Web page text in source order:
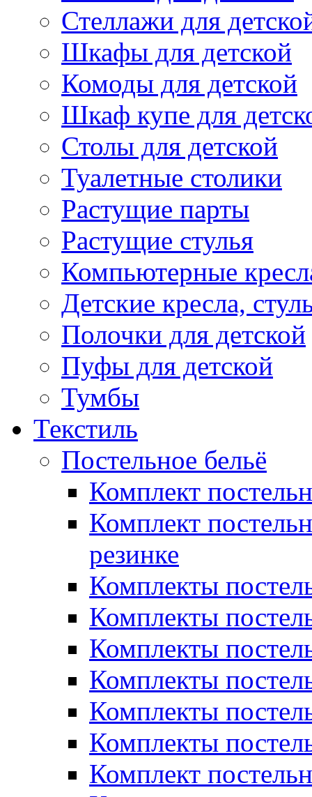
Стеллажи для
Шкафы для детской
Комоды для детской
Шкаф купе для
Столы для детской
Туалетные столики
Растущие парты
Растущие стулья
Компьютерные
Детские кресла,
Полочки для детской
Пуфы для детской
Тумбы
Текстиль
Постельное бельё
Комплект
Комплект
резинке
Комплекты
Комплекты
Комплекты
Комплекты
Комплекты
Комплекты
Комплект